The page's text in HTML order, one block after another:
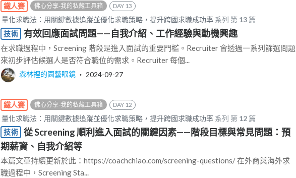
鐵人賽 佛心分享-我的私藏工具箱 DAY 13
量化求職法：用關鍵數據追蹤並優化求職策略，提升跨國求職成功率 系列 第 13 篇
技術
有效回應面試問題——自我介紹、工作經驗與動機興趣
在求職過程中，Screening 階段是進入面試的重要門檻。Recruiter 會透過一系列篩選問題
來初步評估候選人是否符合職位的需求。Recruiter 每個...
森林裡的園藝眼鏡 ‧ 2024-09-27
鐵人賽 佛心分享-我的私藏工具箱 DAY 12
量化求職法：用關鍵數據追蹤並優化求職策略，提升跨國求職成功率 系列 第 12 篇
技術
從 Screening 順利進入面試的關鍵因素——階段目標與常見問題：預
期薪資、自我介紹等
本篇文章持續更新於此：https://coachchiao.com/screening-questions/ 在外商與海外求
職過程中，Screening Sta...